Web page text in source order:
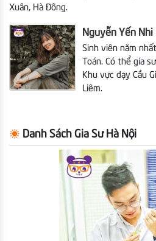
Xuân, Hà Đông.
Nguyễn Yến Nhi
Sinh viên năm
Toán. Có thể gia
Khu vực dạy Cầu
Liêm.
Danh Sách Gia Sư Hà Nội